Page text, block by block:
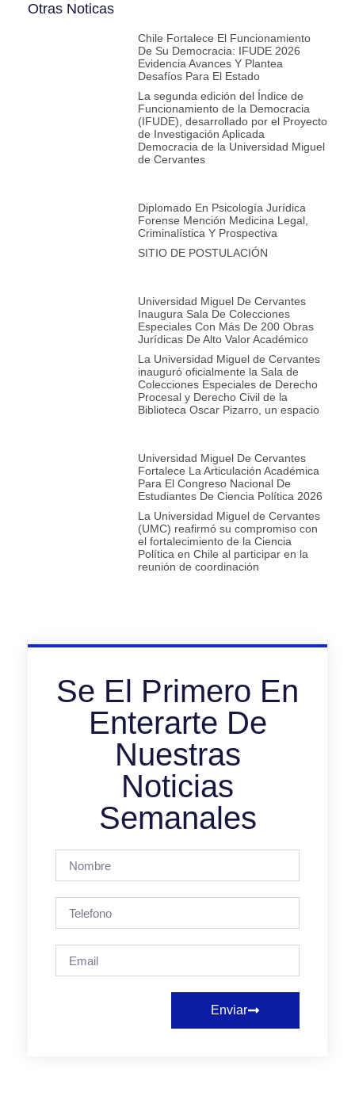
Otras Noticas
Chile Fortalece El Funcionamiento
De Su Democracia: IFUDE 2026
Evidencia Avances Y Plantea
Desafíos Para El Estado
La segunda edición del Índice de
Funcionamiento de la Democracia
(IFUDE), desarrollado por el Proyecto
de Investigación Aplicada
Democracia de la Universidad Miguel
de Cervantes
Diplomado En Psicología Jurídica
Forense Mención Medicina Legal,
Criminalística Y Prospectiva
SITIO DE POSTULACIÓN
Universidad Miguel De Cervantes
Inaugura Sala De Colecciones
Especiales Con Más De 200 Obras
Jurídicas De Alto Valor Académico
La Universidad Miguel de Cervantes
inauguró oficialmente la Sala de
Colecciones Especiales de Derecho
Procesal y Derecho Civil de la
Biblioteca Oscar Pizarro, un espacio
Universidad Miguel De Cervantes
Fortalece La Articulación Académica
Para El Congreso Nacional De
Estudiantes De Ciencia Política 2026
La Universidad Miguel de Cervantes
(UMC) reafirmó su compromiso con
el fortalecimiento de la Ciencia
Política en Chile al participar en la
reunión de coordinación
Se El Primero En
Enterarte De
Nuestras
Noticias
Semanales
Enviar